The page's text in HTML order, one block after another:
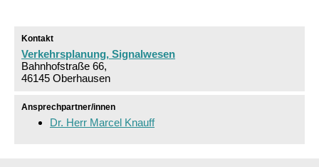
Kontakt
Verkehrsplanung, Signalwesen
Bahnhofstraße 66,
46145 Oberhausen
Ansprechpartner/innen
Dr. Herr Marcel Knauff